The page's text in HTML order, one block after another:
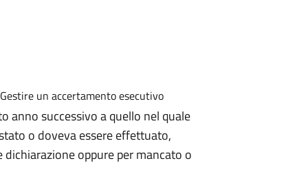
annosuccessivo a quello nel quale
o doveva essere effettuato,
oppure per mancato o